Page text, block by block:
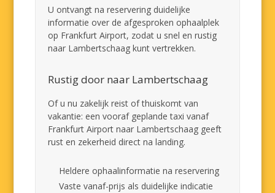
U ontvangt na reservering duidelijke
informatie over de afgesproken ophaalplek
op Frankfurt Airport, zodat u snel en rustig
naar Lambertschaag kunt vertrekken.
Rustig door naar Lambertschaag
Of u nu zakelijk reist of thuiskomt van
vakantie: een vooraf geplande taxi vanaf
Frankfurt Airport naar Lambertschaag geeft
rust en zekerheid direct na landing.
Heldere ophaalinformatie na reservering
Vaste vanaf-prijs als duidelijke indicatie